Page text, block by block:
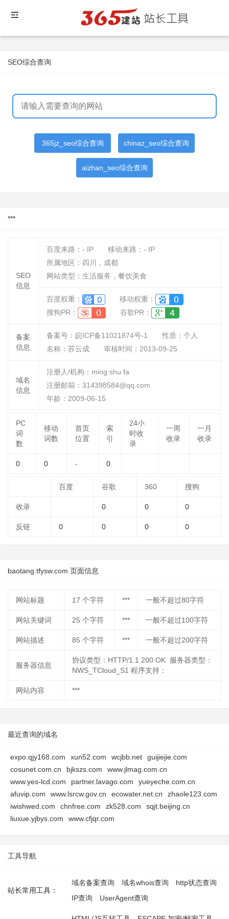
SEO综合查询
365jz_seo综合查询 chinaz_seo综合查询
aizhan_seo综合查询
***
SEO
信息
百度来路： - IP 移动来路： - IP
所属地区：四川，成都
网站类型：生活服务，餐饮美食
百度权重：
移动权重：
搜狗PR：
谷歌PR：
备案
信息
备案号：皖ICP备11021874号-1 性质： 个人
名称： 苏云成 审核时间： 2013-09-25
域名
信息
注册人/机构：ming shu fa
注册邮箱：314398584@qq.com
年龄：2009-06-15
PC
词
数
移动
词数
首页
位置
索
引
24小
时收
录
一周
收录
一月
收录
0 0 - 0
百度 谷歌 360 搜狗
收录 0 0 0
反链 0 0 0 0
baotang.tfysw.com 页面信息
网站标题 17 个字符 *** 一般不超过80字符
网站关键词 25 个字符 *** 一般不超过100字符
网站描述 85 个字符 *** 一般不超过200字符
服务器信息
协议类型：HTTP/1.1 200 OK 服务器类型：
NWS_TCloud_S1 程序支持：
网站内容 ***
最近查询的域名
expo.qjy168.com xun52.com wcjbb.net
guijiejie.com
cosunet.com.cn
bjkszs.com
www.jlmag.com.cn
www.yes-lcd.com
partner.lavago.com
yueyeche.com.cn
afuvip.com
www.lsrcw.gov.cn ecowater.net.cn
zhaole123.com
iwishwed.com
chnfree.com zk528.com
sqjt.beijing.cn
liuxue.yjbys.com
www.cfjqr.com
工具导航
站长常用工具：
域名备案查询 域名whois查询
http状态查询
IP查询
UserAgent查询